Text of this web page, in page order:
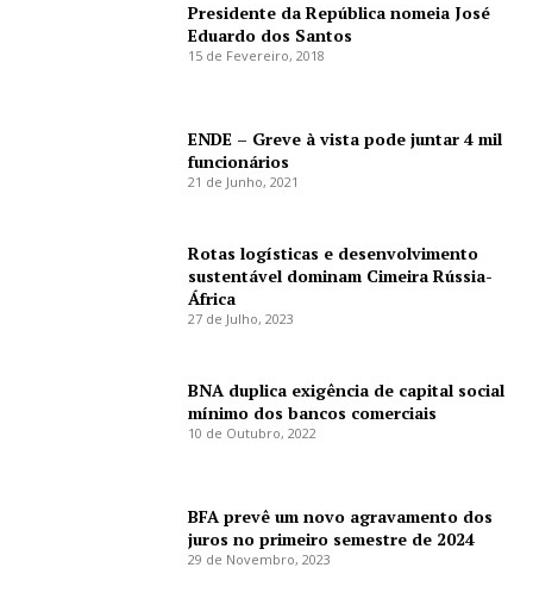
Presidente da República nomeia José
Eduardo dos Santos
15 de Fevereiro, 2018
ENDE – Greve à vista pode juntar 4 mil
funcionários
21 de Junho, 2021
Rotas logísticas e desenvolvimento
sustentável dominam Cimeira Rússia-
África
27 de Julho, 2023
BNA duplica exigência de capital social
mínimo dos bancos comerciais
10 de Outubro, 2022
BFA prevê um novo agravamento dos
juros no primeiro semestre de 2024
29 de Novembro, 2023